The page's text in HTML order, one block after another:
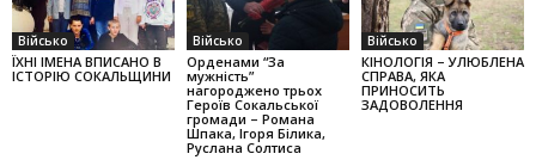
Військо
ЇХНІ ІМЕНА ВПИСАНО В
ІСТОРІЮ СОКАЛЬЩИНИ
Військо
Орденами “За
мужність”
нагороджено трьох
Героїв Сока­ль­ської
громади – Романа
Шпака, Ігоря Бі­лика,
Руслана Сол­тиса
Військо
КІНОЛОГІЯ – УЛЮБЛЕНА
СПРАВА, ЯКА
ПРИНОСИТЬ
ЗАДОВОЛЕННЯ